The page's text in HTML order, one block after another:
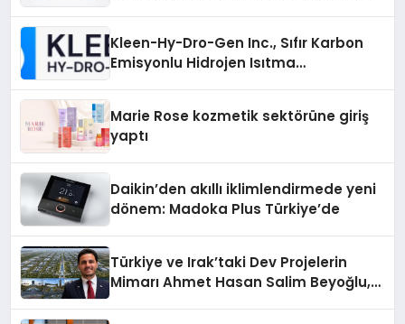
Kleen-Hy-Dro-Gen Inc., Sıfır Karbon
Emisyonlu Hidrojen Isıtma
Marie Rose kozmetik sektörüne giriş
yaptı
Daikin’den akıllı iklimlendirmede yeni
dönem: Madoka Plus Türkiye’de
Türkiye ve Irak’taki Dev Projelerin
Mimarı Ahmet Hasan Salim Beyoğlu,